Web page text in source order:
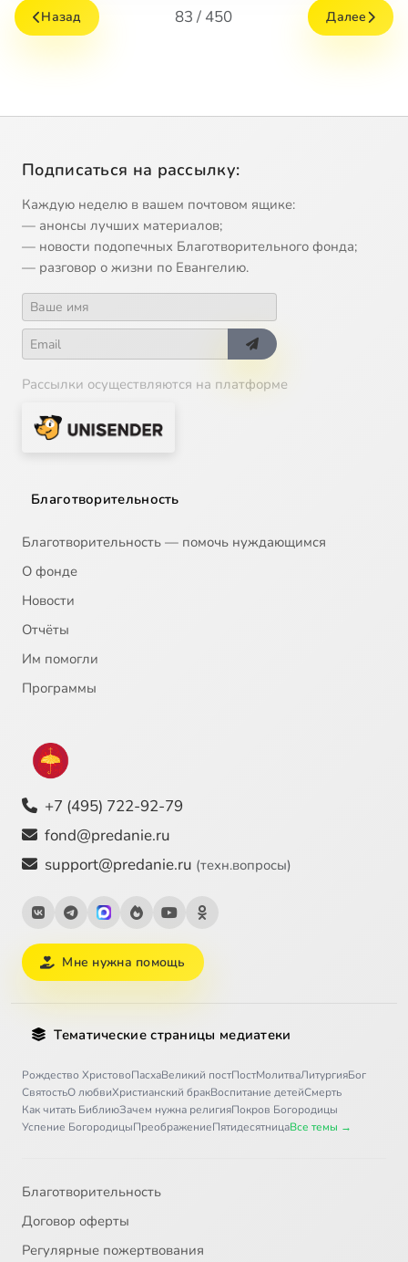
Назад 83 / 450 Далее
Подписаться на рассылку:
Каждую неделю в вашем почтовом ящике:
— анонсы лучших материалов;
— новости подопечных Благотворительного фонда;
— разговор о жизни по Евангелию.
Рассылки осуществляются на платформе
Благотворительность
Благотворительность — помочь нуждающимся
О фонде
Новости
Отчёты
Им помогли
Программы
+7 (495) 722-92-79
fond@predanie.ru
support@predanie.ru (техн.вопросы)
Мне нужна помощь
Тематические страницы медиатеки
Рождество ХристовоПасхаВеликий постПостМолитваЛитургияБог
СвятостьО любвиХристианский бракВоспитание детейСмерть
Как читать БиблиюЗачем нужна религияПокров Богородицы
Успение БогородицыПреображениеПятидесятницаВсе темы →
Благотворительность
Договор оферты
Регулярные пожертвования